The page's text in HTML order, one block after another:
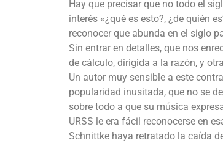
Hay que precisar que no todo el
interés «¿qué es esto?, ¿de quién
reconocer que abunda en el siglo
Sin entrar en detalles, que nos
de cálculo, dirigida a la razón, y
Un autor muy sensible a este
popularidad inusitada, que no se
sobre todo a que su música
URSS le era fácil reconocerse en
Schnittke haya retratado la caída